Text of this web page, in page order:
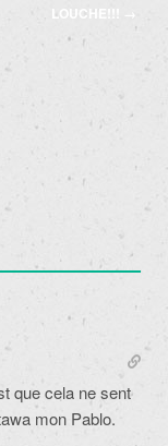
LOUCHE!!!
→
que cela ne sent
mon Pablo.